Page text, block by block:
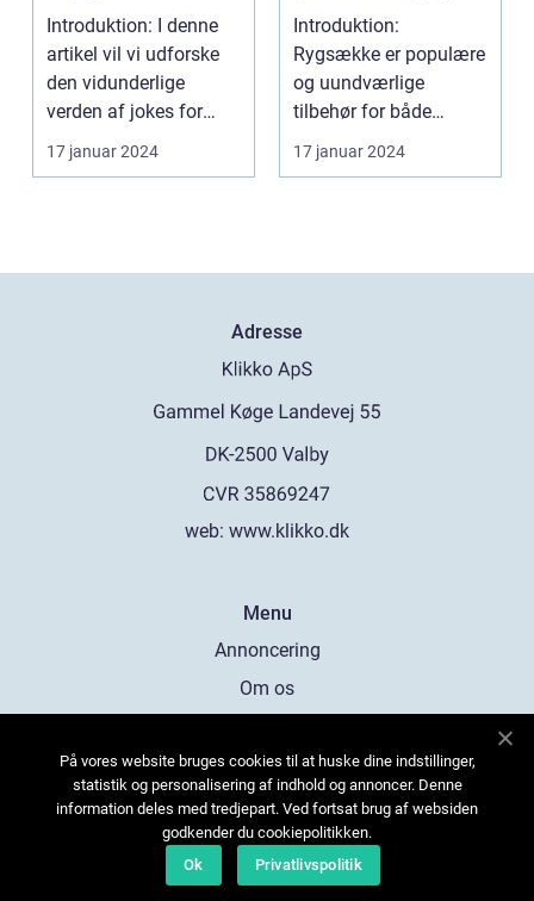
barndommen
Introduktion: I denne
artikel vil vi udforske
den vidunderlige
verden af jokes for
børn og diskuter...
17 januar 2024
udvikling gennem
tiden
Introduktion:
Rygsække er populære
og uundværlige
tilbehør for både
voksne og børn. Når
det kommer t...
17 januar 2024
Adresse
web: www.klikko.dk
Menu
Annoncering
Om os
Kontakt os
Sitemap
På vores website bruges cookies til at huske dine indstillinger,
statistik og personalisering af indhold og annoncer. Denne
information deles med tredjepart. Ved fortsat brug af websiden
godkender du cookiepolitikken.
Ok
Privatlivspolitik